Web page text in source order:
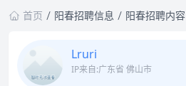
首页 阳春招聘信息 阳春招聘内容
Lruri
IP来自:广东省 佛山市